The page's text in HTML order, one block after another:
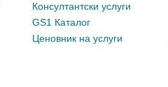
Консултантски услуги
GS1 Каталог
Ценовник на услуги